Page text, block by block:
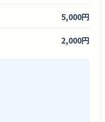
5,000円
2,000円